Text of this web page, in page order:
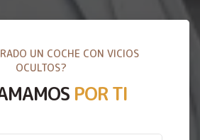
UN COCHE CON VICIOS
OCULTOS?
POR TI